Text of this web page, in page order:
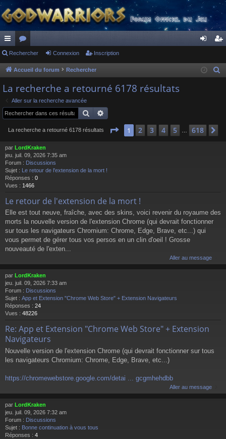
ac
co
ur
ci
s
or
u
s
ne cri
Rechercher Connexion Inscription
Accueil du forum Rechercher
La recherche a retourné 6178 résultats
Aller sur la recherche avancée
Rechercher
La recherche a retourné 6178 résultats Page 1sur 618
1 2 3 4 5 618
par LordKraken
jeu. juil. 09, 2026 7:35 am
Forum : Discussions
Sujet : Le retour de l'extension de la mort !
Réponses : 0
Vues : 1466
Le retour de l'extension de la mort !
Elle est tout neuve, fraîche, avec des skins, voici revenir du royaume des
morts la nouvelle version de l'extension Chrome (qui devrait fonctionner
sur tous les navigateurs Chromium: Chrome, Edge, Brave, etc...) qui
vous permet de gérer tous vos persos en un clin d'oeil ! Grosse
nouveauté de l'exten...
Aller au message
par LordKraken
jeu. juil. 09, 2026 7:33 am
Forum : Discussions
Sujet : App et Extension "Chrome Web Store" + Extension Navigateurs
Réponses : 24
Vues : 48226
Re: App et Extension "Chrome Web Store" + Extension
Navigateurs
Nouvelle version de l'extension Chrome (qui devrait fonctionner sur tous
les navigateurs Chromium: Chrome, Edge, Brave, etc...)
https://chromewebstore.google.com/detai ... gcgmhehdbb
Aller au message
par LordKraken
jeu. juil. 09, 2026 7:32 am
Forum : Discussions
Sujet : Bonne continuation à vous tous
Réponses : 4